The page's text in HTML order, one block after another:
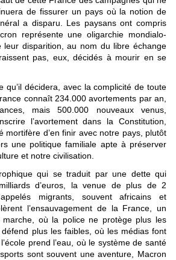
de fissurer un pays où la notion de
a disparu. Les paysans ont compris
représente une oligarchie mondialo-
disparition, au nom du libre échange
pas, eux, décidés à mourir en se
qu’il décidera, avec la complicité de toute
connaît 234.000 avortements par an,
mais 500.000 nouveaux venus,
l’avortement dans la Constitution,
mortifère d’en finir avec notre pays, plutôt
une politique familiale apte à préserver
et notre civilisation.
qui se traduit par une dette qui
d’euros, la venue de plus de 2
appelés migrants, souvent africains et
l’ensauvagement de la France, un
où la police ne protège plus les
plus les faibles, où les médias font
prend l’eau, où le système de santé
sont souvent une aventure, Macron